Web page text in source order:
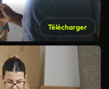
Télécharger